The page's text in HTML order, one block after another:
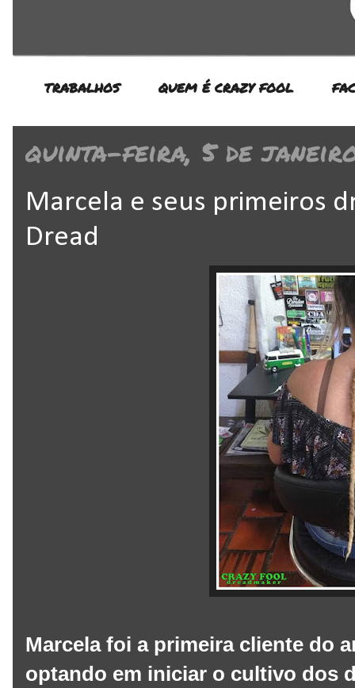
TRABALHOS QUEM É CRAZY FOOL
quinta-feira, 5 de
Marcela e seus primeiros
Dread
Marcela foi a primeira cliente do
optando em iniciar o cultivo dos